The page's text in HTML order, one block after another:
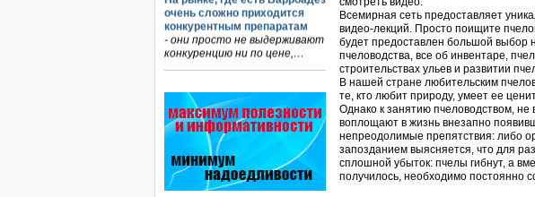
очень сложно приходится
конкурентным препаратам
- они просто не выдерживают
конкуренцию ни по цене,…
решена! -
поочередное применение
препаратов ЗАО
АГРОБИОПРОМ:Апидез,
Варроадез
Препараты для лечения пчел
ЗАО АГРОБИОПРОМ
Всемирная сеть предоставляет
видео-лекций. Просто поищите
будет предоставлен большой выбор
пчеловодства, все об инвентаре,
строительствах ульев и развитии
В нашей стране любительским
те, кто любит природу, умеет ее
Однако к занятию пчеловодством, не
воплощают в жизнь внезапно
непреодолимые препятствия: либо
запозданием выясняется, что для
сплошной убыток: пчелы гибнут, а
получилось, необходимо постоянно